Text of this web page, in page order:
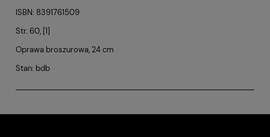
ISBN: 8391761509
Str. 60, [1]
Oprawa broszurowa, 24 cm
Stan: bdb